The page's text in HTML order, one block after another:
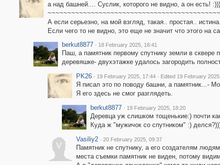
а над башней.... Суслик, которого не видно, а он есть!
А если серьезно, на мой взгляд, такая.. простая..
Если чего то не видно, это еще не значит что этого на
berkut8877 · 18 February 2025, 18:41
Паш, а памятник первому спутнику земли в
деревяшке- двухэтажке удалось загородить
PK26 · 19 February 2025, 17:44 · Edited 19 February
Я писал это по поводу башни, а памятник...-
Я его здесь не смог разглядеть.
berkut8877 · 19 February 2025, 18:20
Деревца уж слишком тощенькие:) почти
Куда ж "мужичок со спутником" :)
V
Vasiliy2 · 20 February 2025, 09:37
Памятник не спутнику, а его создателям
места съемки памятник не виден, потому